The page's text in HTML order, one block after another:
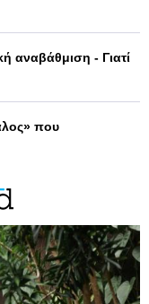
αναβάθμιση - Γιατί
που